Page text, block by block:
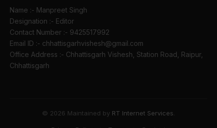
Name :- Manpreet Singh
Designation :- Editor
Contact Number :- 9425517992
Email ID :- chhattisgarhvishesh@gmail.com
Office Address :- Chhattisgarh Vishesh, Station Road, Raipur,
Chhattisgarh
© 2026 Maintained by RT Internet Services.